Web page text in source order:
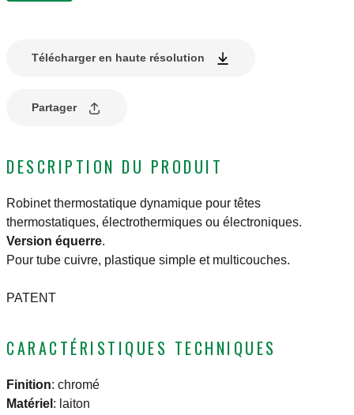
Télécharger en haute résolution
Partager
DESCRIPTION DU PRODUIT
Robinet thermostatique dynamique pour têtes
thermostatiques, électrothermiques ou électroniques.
Version équerre.
Pour tube cuivre, plastique simple et multicouches.
PATENT
CARACTÉRISTIQUES TECHNIQUES
Finition: chromé
Matériel : laiton